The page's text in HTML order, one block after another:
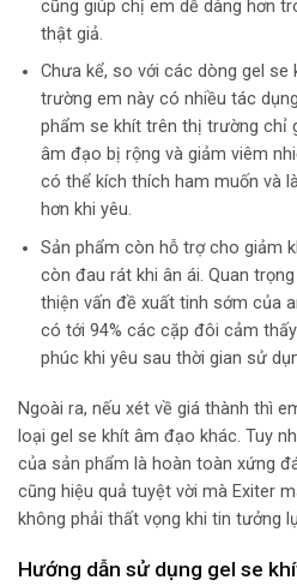
cũng giúp chị em dễ dàng hơn
thật giả.
Chưa kể, so với các dòng gel
trường em này có nhiều tác
phẩm se khít trên thị trường chỉ
âm đạo bị rộng và giảm viêm
có thể kích thích ham muốn và
hơn khi yêu.
Sản phẩm còn hỗ trợ cho giảm
còn đau rát khi ân ái. Quan
thiện vấn đề xuất tinh sớm của
có tới 94% các cặp đôi cảm
phúc khi yêu sau thời gian sử
Ngoài ra, nếu xét về giá thành thì
loại gel se khít âm đạo khác. Tuy
của sản phẩm là hoàn toàn xứng
cũng hiệu quả tuyệt vời mà Exiter
không phải thất vọng khi tin tưởng
Hướng dẫn sử dụng gel se